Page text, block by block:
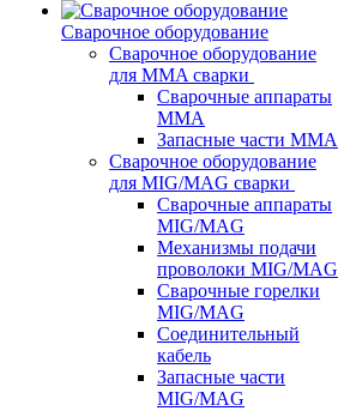
Сварочное оборудование
Сварочное оборудование
для MMA сварки
Сварочные аппараты
MMA
Запасные части MMA
Сварочное оборудование
для MIG/MAG сварки
Сварочные аппараты
MIG/MAG
Механизмы подачи
проволоки MIG/MAG
Сварочные горелки
MIG/MAG
Соединительный
кабель
Запасные части
MIG/MAG